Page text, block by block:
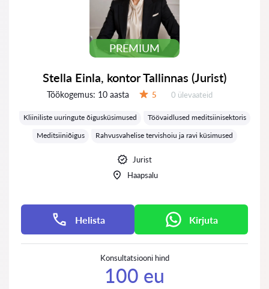
PREMIUM
Stella Einla, kontor Tallinnas (Jurist)
Töökogemus: 10 aasta 5 Ülevaateid:
0 ülevaateid
Kliiniliste uuringute õigusküsimused
Töövaidlused meditsiinisektoris
Meditsiiniõigus
Rahvusvahelise tervishoiu ja ravi küsimused
Jurist
Haapsalu
Helista Kirjuta
Konsultatsiooni hind
100 eu